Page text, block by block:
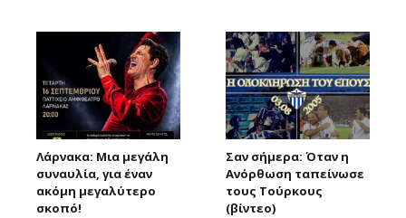
Λάρνακα: Μια μεγάλη
συναυλία, για έναν
ακόμη μεγαλύτερο
σκοπό!
Σαν σήμερα: Όταν η
Ανόρθωση ταπείνωσε
τους Τούρκους
(βίντεο)